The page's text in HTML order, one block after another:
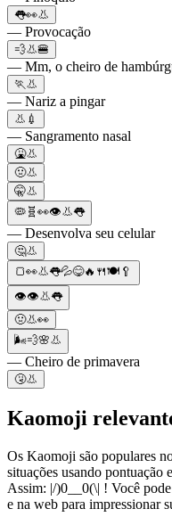
👅👀👃
— Provocação
💨👃🍔
— Mm, o cheiro de
🏃👃
— Nariz a pingar
👃💉
— Sangramento nasal
🤮👃
🤢👃
🤫👃
🦠🧬👀👁👃👅
— Desenvolva seu celular
🤔👃
🍞👀👃👅💦😋🔥🍴🍽️🥄
👁👁👃👅
🤢👃👀
🌬💨🌸👃
— Cheiro de primavera
🤧👃
Kaomoji
Os Kaomoji são populares
situações usando pontuação
Assim: |/)0__0(\| ! Você
e na web para impressionar